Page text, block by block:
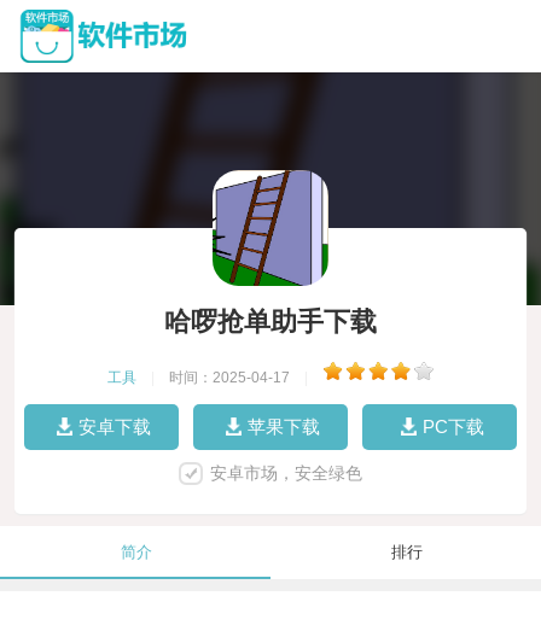
哈啰抢单助手下载
工具 时间：2025-04-17
安卓下载 苹果下载 PC下载
安卓市场，安全绿色
简介 排行